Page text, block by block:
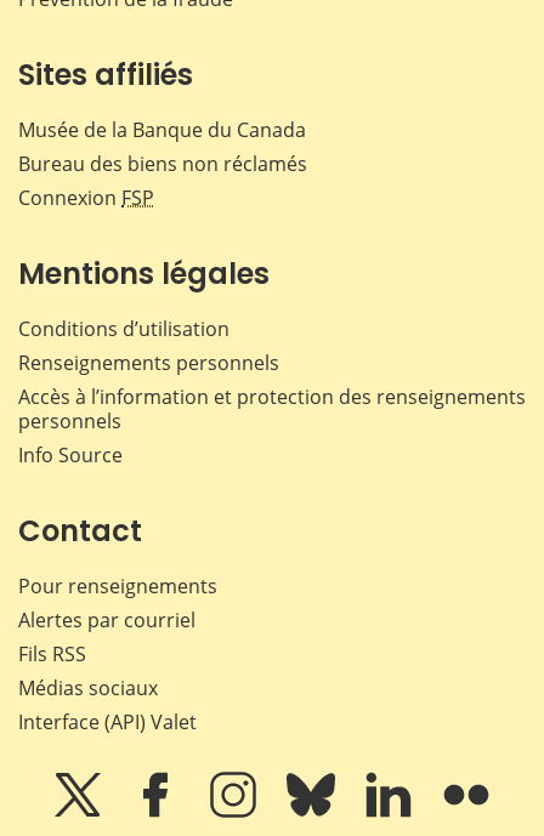
Sites affiliés
Musée de la Banque du Canada
Bureau des biens non réclamés
Connexion FSP
Mentions légales
Conditions d’utilisation
Renseignements personnels
Accès à l’information et protection des renseignements
personnels
Info Source
Contact
Pour renseignements
Alertes par courriel
Fils RSS
Médias sociaux
Interface (API) Valet